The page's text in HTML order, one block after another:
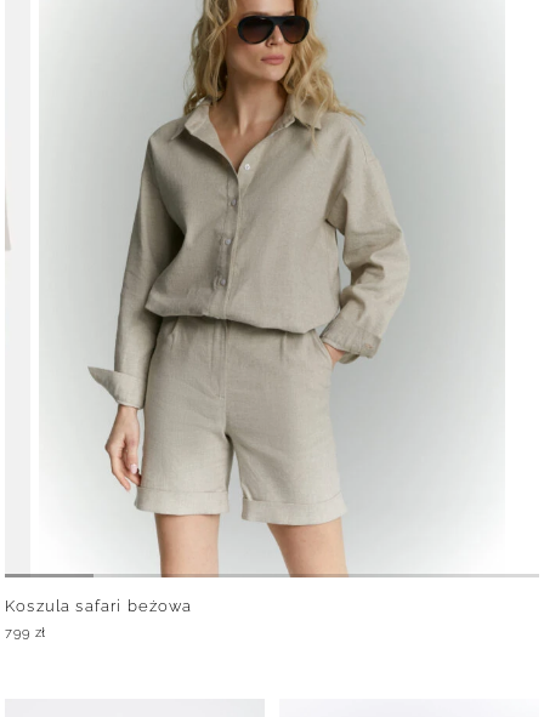
Koszula safari beżowa
799 zł